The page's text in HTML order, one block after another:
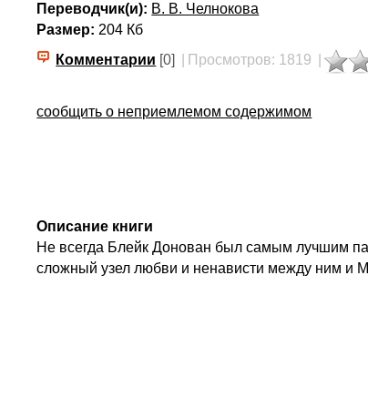
Переводчик(и): В. В. Челнокова
Размер: 204 Кб
Комментарии [0] Просмотров: 1819
сообщить о неприемлемом содержимом
Описание книги
Не всегда Блейк Донован был самым лучшим
сложный узел любви и ненависти между ним и